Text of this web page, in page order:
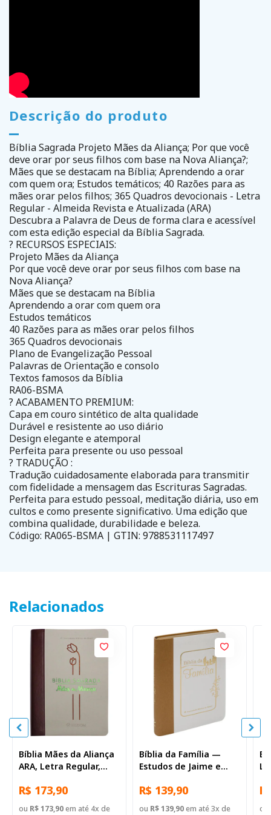
Descrição do produto
Bíblia Sagrada Projeto Mães da Aliança; Por que você
deve orar por seus filhos com base na Nova Aliança?;
Mães que se destacam na Bíblia; Aprendendo a orar
com quem ora; Estudos temáticos; 40 Razões para as
mães orar pelos filhos; 365 Quadros devocionais - Letra
Regular - Almeida Revista e Atualizada (ARA)
Descubra a Palavra de Deus de forma clara e acessível
com esta edição especial da Bíblia Sagrada.
? RECURSOS ESPECIAIS:
Projeto Mães da Aliança
Por que você deve orar por seus filhos com base na
Nova Aliança?
Mães que se destacam na Bíblia
Aprendendo a orar com quem ora
Estudos temáticos
40 Razões para as mães orar pelos filhos
365 Quadros devocionais
Plano de Evangelização Pessoal
Palavras de Orientação e consolo
Textos famosos da Bíblia
RA06-BSMA
? ACABAMENTO PREMIUM:
Capa em couro sintético de alta qualidade
Durável e resistente ao uso diário
Design elegante e atemporal
Perfeita para presente ou uso pessoal
? TRADUÇÃO :
Tradução cuidadosamente elaborada para transmitir
com fidelidade a mensagem das Escrituras Sagradas.
Perfeita para estudo pessoal, meditação diária, uso em
cultos e como presente significativo. Uma edição que
combina qualidade, durabilidade e beleza.
Código: RA065-BSMA | GTIN: 9788531117497
Relacionados
Bíblia Mães da Aliança
ARA, Letra Regular,
Sintético Vinho
R$ 173,90
ou R$ 173,90em até 4x de
Bíblia da Família —
Estudos de Jaime e
Regular, com espaço
para anotação, com
R$ 139,90
ou R$ 139,90em até 3x de
ou